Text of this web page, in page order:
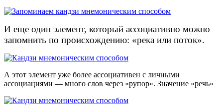
И еще один элемент, который ассоциативно можно
запомнить по происхождению: «река или поток».
А этот элемент уже более ассоциативен с личными
ассоциациями — много слов через «рупор». Значение «речь»